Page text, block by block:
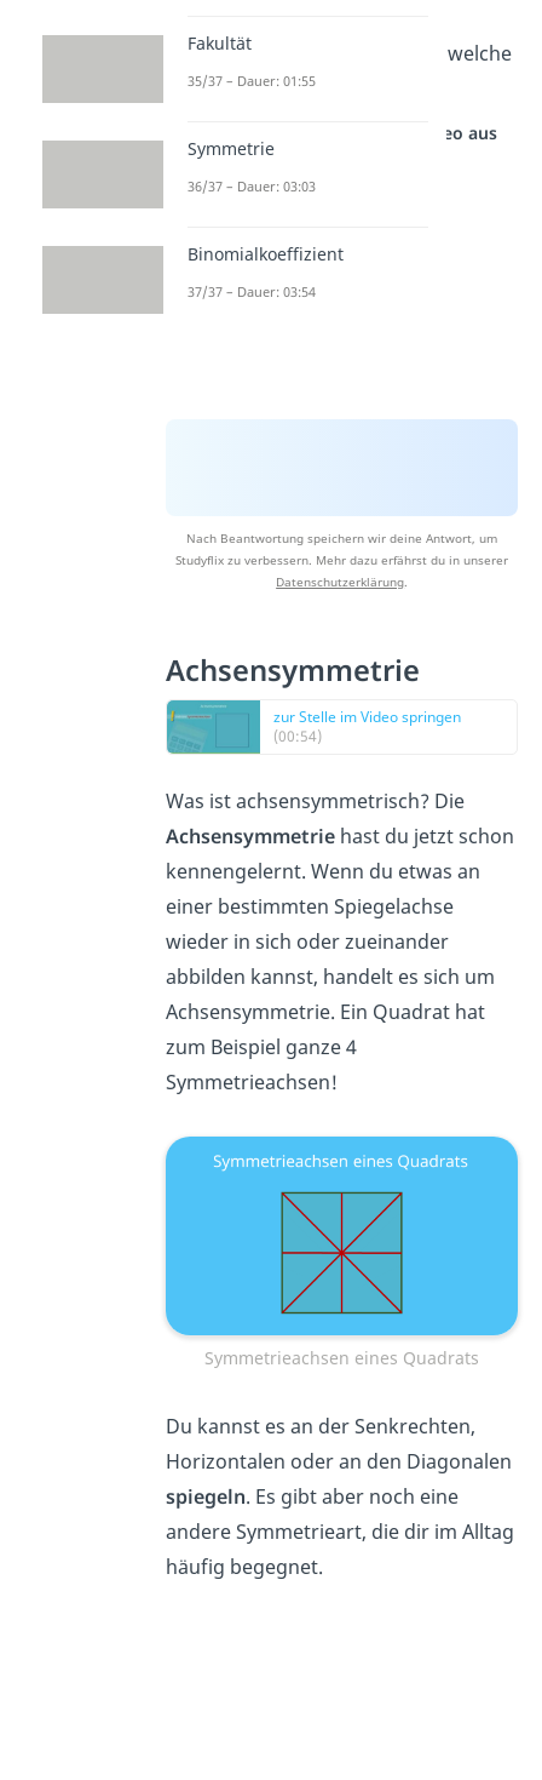
Jetzt kannst du dir anschauen, welche
vier Symmetriearten
Studyflix vernetzt: Hier ein Video aus
einem anderen Bereich
Nach Beantwortung speichern wir deine Antwort, um
Studyflix zu verbessern. Mehr dazu erfährst du in unserer
Datenschutzerklärung.
Achsensymmetrie
zur Stelle im Video springen
(00:54)
Was ist achsensymmetrisch? Die
Achsensymmetrie hast du jetzt schon
kennengelernt. Wenn du etwas an
einer bestimmten Spiegelachse
wieder in sich oder zueinander
abbilden kannst, handelt es sich um
Achsensymmetrie. Ein Quadrat hat
zum Beispiel ganze 4
Symmetrieachsen!
Symmetrieachsen eines Quadrats
Du kannst es an der Senkrechten,
Horizontalen oder an den Diagonalen
spiegeln. Es gibt aber noch eine
andere Symmetrieart, die dir im Alltag
häufig begegnet.
Fakultät
35/37 – Dauer: 01:55
Symmetrie
36/37 – Dauer: 03:03
Binomialkoeffizient
37/37 – Dauer: 03:54